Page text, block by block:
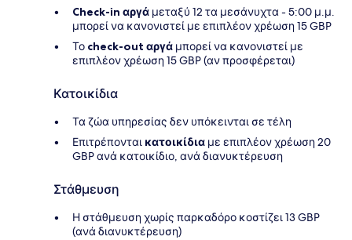
Check-in αργά μεταξύ 12 τα μεσάνυχτα - 5:00 μ.μ.
μπορεί να κανονιστεί με επιπλέον χρέωση 15 GBP
Το check-out αργά μπορεί να κανονιστεί με
επιπλέον χρέωση 15 GBP (αν προσφέρεται)
Κατοικίδια
Τα ζώα υπηρεσίας δεν υπόκεινται σε τέλη
Επιτρέπονται κατοικίδια με επιπλέον χρέωση 20
GBP ανά κατοικίδιο, ανά διανυκτέρευση
Στάθμευση
Η στάθμευση χωρίς παρκαδόρο κοστίζει 13 GBP
(ανά διανυκτέρευση)